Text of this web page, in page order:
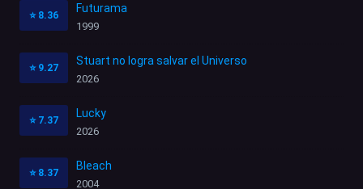
⭐ 8.36
Futurama
1999
⭐ 9.27
Stuart no logra salvar el Universo
2026
⭐ 7.37
Lucky
2026
⭐ 8.37
Bleach
2004